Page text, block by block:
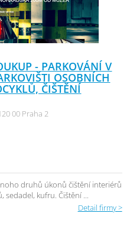
- PARKOVÁNÍ V
OSOBNÍCH
ČIŠTĚNÍ
00 Praha 2
druhů úkonů čištění interiérů
sedadel, kufru. Čištění ...
Detail firmy >